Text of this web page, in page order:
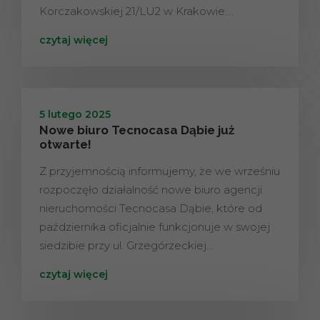
Korczakowskiej 21/LU2 w Krakowie.…
czytaj więcej
5 lutego 2025
Nowe biuro Tecnocasa Dąbie już
otwarte!
Z przyjemnością informujemy, że we wrześniu
rozpoczęło działalność nowe biuro agencji
nieruchomości Tecnocasa Dąbie, które od
października oficjalnie funkcjonuje w swojej
siedzibie przy ul. Grzegórzeckiej…
czytaj więcej